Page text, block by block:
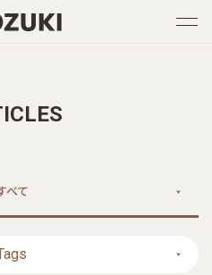
べて